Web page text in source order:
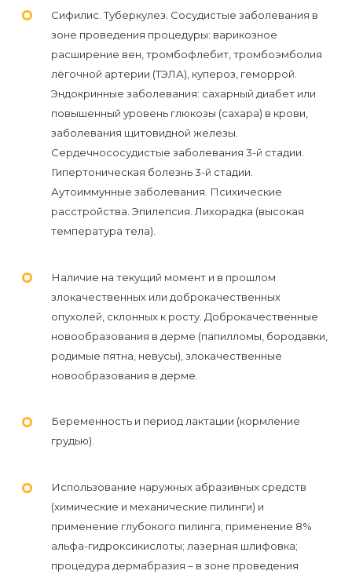
Сифилис. Туберкулез. Сосудистые заболевания в
зоне проведения процедуры: варикозное
расширение вен, тромбофлебит, тромбоэмболия
лёгочной артерии (ТЭЛА), купероз, геморрой.
Эндокринные заболевания: сахарный диабет или
повышенный уровень глюкозы (сахара) в крови,
заболевания щитовидной железы.
Сердечнососудистые заболевания 3-й стадии.
Гипертоническая болезнь 3-й стадии.
Аутоиммунные заболевания. Психические
расстройства. Эпилепсия. Лихорадка (высокая
температура тела).
Наличие на текущий момент и в прошлом
злокачественных или доброкачественных
опухолей, склонных к росту. Доброкачественные
новообразования в дерме (папилломы, бородавки,
родимые пятна, невусы), злокачественные
новообразования в дерме.
Беременность и период лактации (кормление
грудью).
Использование наружных абразивных средств
(химические и механические пилинги) и
применение глубокого пилинга; применение 8%
альфа-гидроксикислоты; лазерная шлифовка;
процедура дермабразия – в зоне проведения